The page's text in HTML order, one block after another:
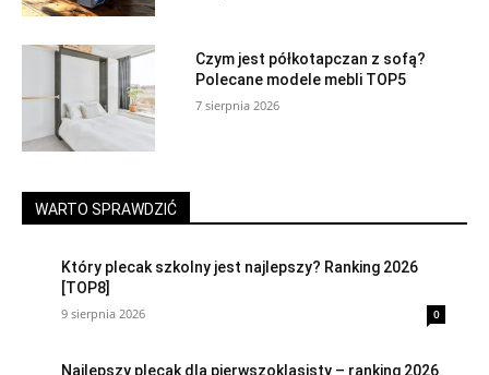
Czym jest półkotapczan z sofą?
Polecane modele mebli TOP5
7 sierpnia 2026
WARTO SPRAWDZIĆ
Który plecak szkolny jest najlepszy? Ranking 2026
[TOP8]
9 sierpnia 2026 0
Najlepszy plecak dla pierwszoklasisty – ranking 2026